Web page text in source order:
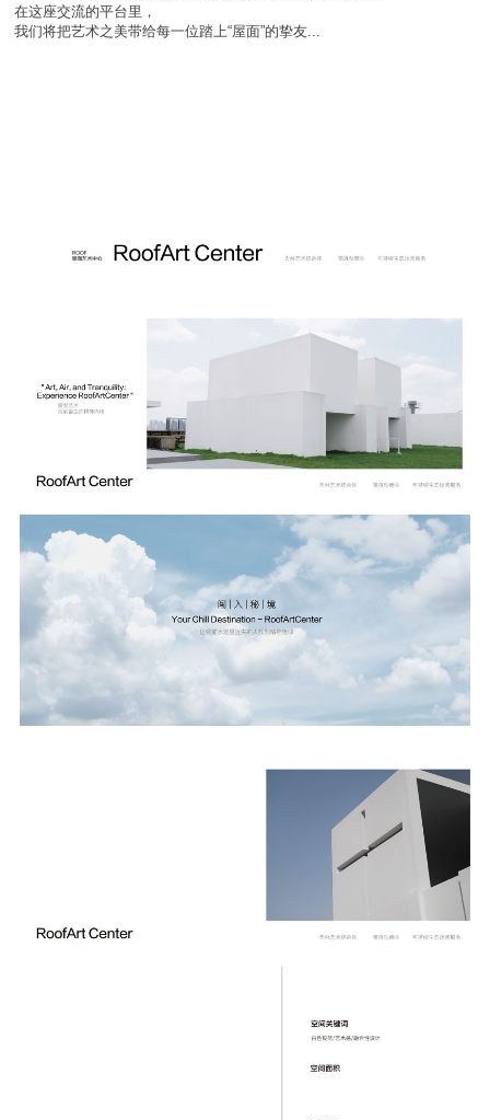
在这座交流的平台里，
我们将把艺术之美带给每一位踏上“屋面”的挚友...